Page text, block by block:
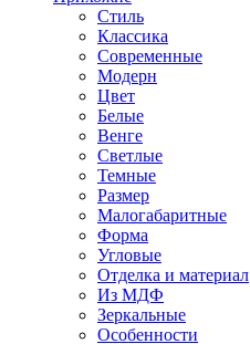
Стиль
Классика
Современные
Модерн
Цвет
Белые
Венге
Светлые
Темные
Размер
Малогабаритные
Форма
Угловые
Отделка и материал
Из МДФ
Зеркальные
Особенности